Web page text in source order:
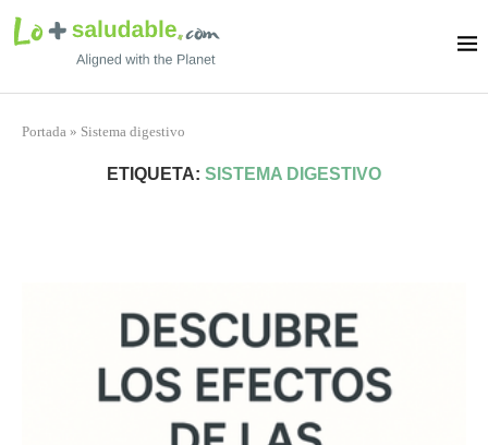
Portada » Sistema digestivo
ETIQUETA: SISTEMA DIGESTIVO